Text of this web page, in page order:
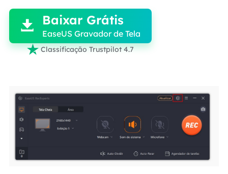
 Baixar Grátis
EaseUS Gravador de Tela
 Classificação Trustpilot 4.7